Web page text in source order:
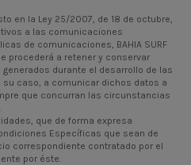
en la Ley 25/2007, de 18 de octubre,
a las comunicaciones
de comunicaciones, BAHIA SURF
procederá a retener y conservar
durante el desarrollo de las
caso, a comunicar dichos datos a
que concurran las circunstancias
que de forma expresa
Específicas que sean de
correspondiente contratado por el
por éste.